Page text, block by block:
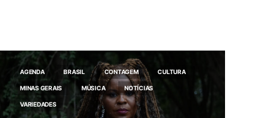
AGENDA BRASIL CONTAGEM CULTURA
MINAS GERAIS MÚSICA NOTÍCIAS
VARIEDADES